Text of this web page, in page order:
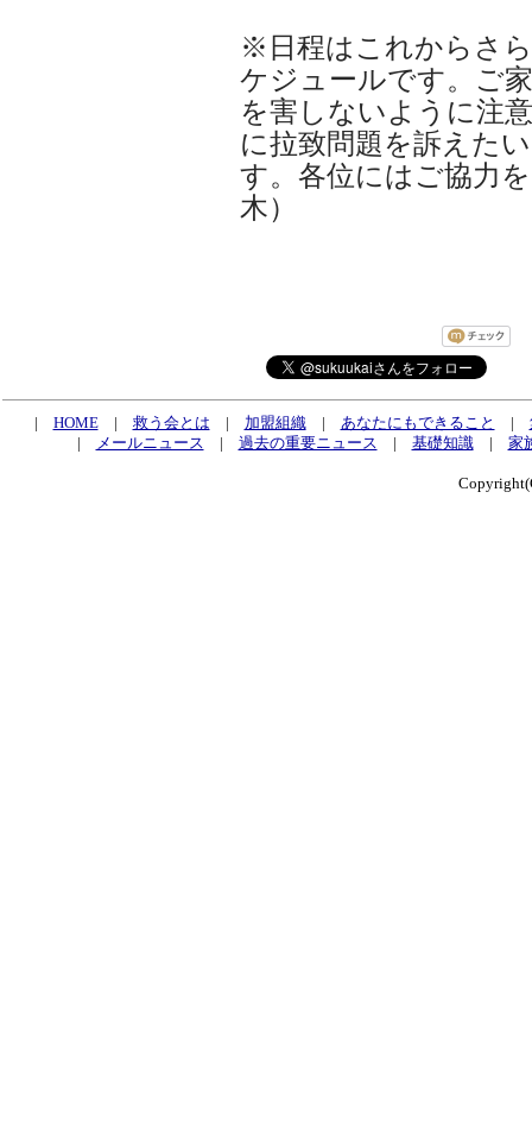
※日程はこれからさ
ケジュールです。ご
を害しないように注
に拉致問題を訴えた
す。各位にはご協力
木）
| HOME| 救う会とは | 加盟組織| あなたにもできること |
|
メールニュース | 過去の重要ニュース | 基礎知識| 家